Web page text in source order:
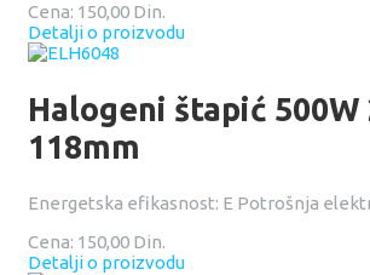
Cena: 150,00 Din.
Detalji o proizvodu
Halogeni štapić 500W
118mm
Energetska efikasnost: E Potrošnja
Cena: 150,00 Din.
Detalji o proizvodu